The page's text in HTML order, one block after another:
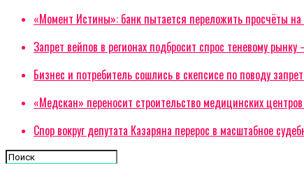
«Момент Истины»: банк пытается переложить просчёты на
Запрет вейпов в регионах подбросит спрос теневому
Бизнес и потребитель сошлись в скепсисе по поводу
«Медскан» переносит строительство медицинских центров
Спор вокруг депутата Казаряна перерос в масштабное